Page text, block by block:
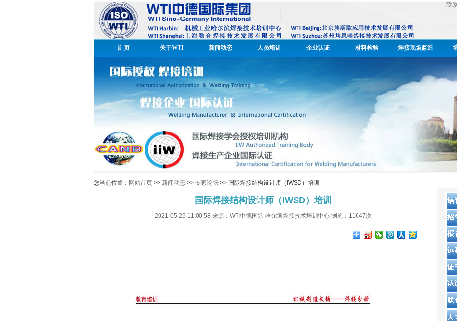
联
首 页 关于WTI 新闻动态 人员培训 企业认证 材料检验 焊接现场监造
您当前位置： 网站首页 >> 新闻动态 >> 专家论坛 >> 国际焊接结构设计师（IWSD）培训
国际焊接结构设计师（IWSD）培训
2021-05-25 11:00:58 来源：WTI中德国际-哈尔滨焊接技术培训中心 浏览： 11647次